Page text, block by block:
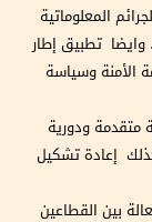
المعلوماتية
وايضا تطبيق إطار
الأمنة وسياسة
متقدمة ودورية
إعادة تشكيل
بين القطاعين